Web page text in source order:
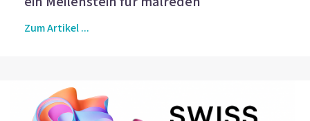
Zum Artikel ...